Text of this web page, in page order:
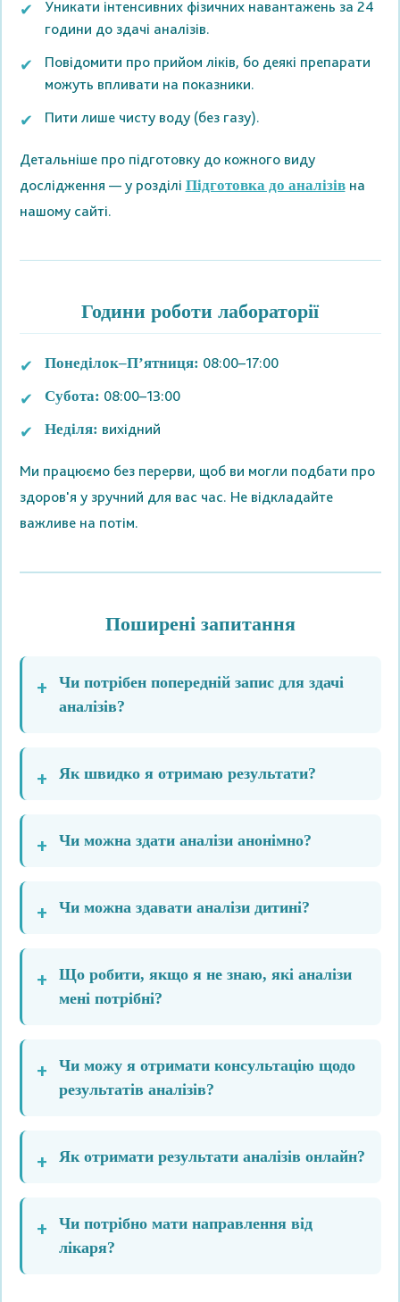
Уникати інтенсивних фізичних навантажень за 24
години до здачі аналізів.
Повідомити про прийом ліків, бо деякі препарати
можуть впливати на показники.
Пити лише чисту воду (без газу).
Детальніше про підготовку до кожного виду
дослідження — у розділі Підготовка до аналізівна
нашому сайті.
Години роботи лабораторії
Понеділок–П’ятниця: 08:00–17:00
Субота: 08:00–13:00
Неділя: вихідний
Ми працюємо без перерви, щоб ви могли подбати про
здоров'я у зручний для вас час. Не відкладайте
важливе на потім.
Поширені запитання
Чи потрібен попередній запис для здачі
аналізів?
Як швидко я отримаю результати?
Чи можна здати аналізи анонімно?
Чи можна здавати аналізи дитині?
Що робити, якщо я не знаю, які аналізи
мені потрібні?
Чи можу я отримати консультацію щодо
результатів аналізів?
Як отримати результати аналізів онлайн?
Чи потрібно мати направлення від
лікаря?